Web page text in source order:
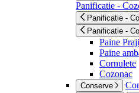
Panificatie -
Panificatie -
Panificatie -
Paine
Paine
Cornulete
Cozonac
Conserve